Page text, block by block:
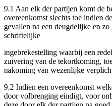
9.1 Aan elk der partijen komt de
overeenkomst slechts toe indien
gevallen na een deugdelijke en
schriftelijke
ingebrekestelling waarbij een
zuivering van de tekortkoming,
nakoming van wezenlijke
9.2 Indien een overeenkomst
door volbrenging eindigt, voor